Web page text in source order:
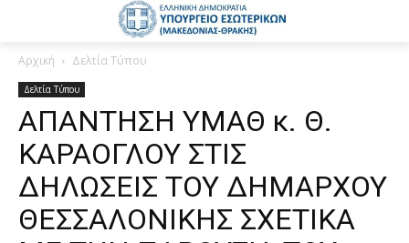
Αρχική Δελτία Τύπου
Δελτία Τύπου
ΑΠΑΝΤΗΣΗ ΥΜΑΘ κ. Θ.
ΚΑΡΑΟΓΛΟΥ ΣΤΙΣ
ΔΗΛΩΣΕΙΣ ΤΟΥ ΔΗΜΑΡΧΟΥ
ΘΕΣΣΑΛΟΝΙΚΗΣ ΣΧΕΤΙΚΑ